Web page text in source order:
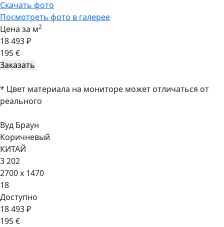
Скачать фото
Посмотреть фото в галерее
Цена за м2
18 493 ₽
195 €
* Цвет материала на мониторе может отличаться от
реального
Вуд Браун
Коричневый
КИТАЙ
3 202
2700 x 1470
18
Доступно
18 493 ₽
195 €